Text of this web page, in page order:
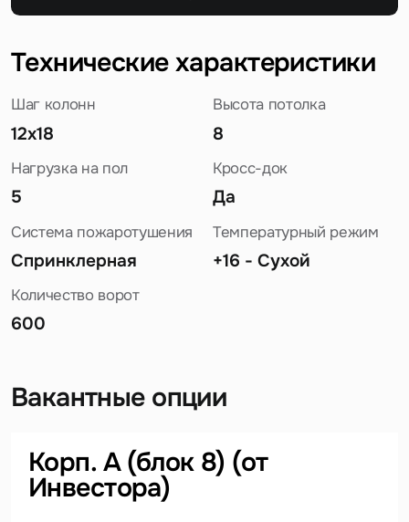
Технические характеристики
Шаг колонн
12x18
Высота потолка
8
Нагрузка на пол
5
Кросс-док
Да
Система пожаротушения
Спринклерная
Температурный режим
+16 - Сухой
Количество ворот
600
Вакантные опции
Корп. А (блок 8) (от
Инвестора)
Задайте свой вопрос